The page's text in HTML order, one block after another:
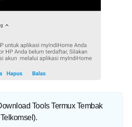
Tools Termux Tembak
.